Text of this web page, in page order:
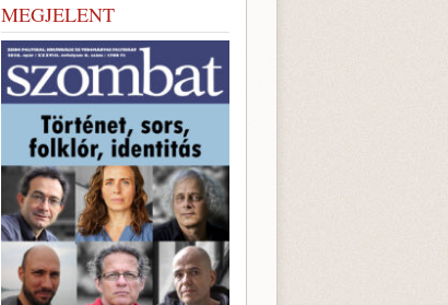
MEGJELENT